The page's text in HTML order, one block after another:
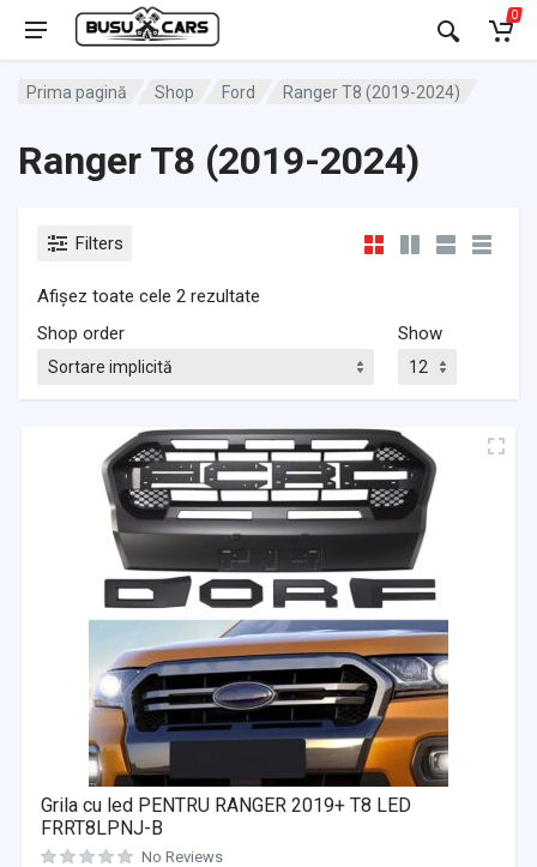
0
Prima pagină Shop Ford Ranger T8 (2019-2024)
Ranger T8 (2019-2024)
Filters
Afișez toate cele 2 rezultate
Shop order
Show
Grila cu led PENTRU RANGER 2019+ T8 LED
FRRT8LPNJ-B
No Reviews